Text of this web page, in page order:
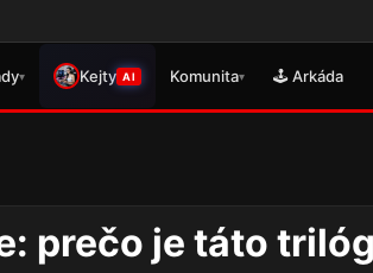
🎮 Právě se
▾ Kejty AI Komunita▾ 🕹️ Arkáda
prečo je táto